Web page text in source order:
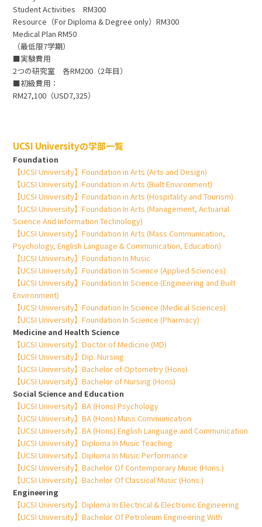
Student Activities RM300
Resource（For Diploma & Degree only）RM300
Medical Plan RM50
（最低限7学期）
■実験費用
2つの研究室 各RM200（2年目）
■初級費用：
RM27,100（USD7,325）
UCSI Universityの学部一覧
Foundation
【UCSI University】Foundation in Arts (Arts and Design)
【UCSI University】Foundation in Arts (Built Environment)
【UCSI University】Foundation in Arts (Hospitality and Tourism)
【UCSI University】Foundation In Arts (Management, Actuarial
Science And Information Technology)
【UCSI University】Foundation In Arts (Mass Communication,
Psychology, English Language & Communication, Education)
【UCSI University】Foundation In Music
【UCSI University】Foundation In Science (Applied Sciences)
【UCSI University】Foundation In Science (Engineering and Built
Environment)
【UCSI University】Foundation In Science (Medical Sciences)
【UCSI University】Foundation In Science (Pharmacy)
Medicine and Health Science
【UCSI University】Doctor of Medicine (MD)
【UCSI University】Dip. Nursing
【UCSI University】Bachelor of Optometry (Hons)
【UCSI University】Bachelor of Nursing (Hons)
Social Science and Education
【UCSI University】BA (Hons) Psychology
【UCSI University】BA (Hons) Mass Communication
【UCSI University】BA (Hons) English Language and Communication
【UCSI University】Diploma In Music Teaching
【UCSI University】Diploma In Music Performance
【UCSI University】Bachelor Of Contemporary Music (Hons.)
【UCSI University】Bachelor Of Classical Music (Hons.)
Engineering
【UCSI University】Diploma In Electrical & Electronic Engineering
【UCSI University】Bachelor Of Petroleum Engineering With